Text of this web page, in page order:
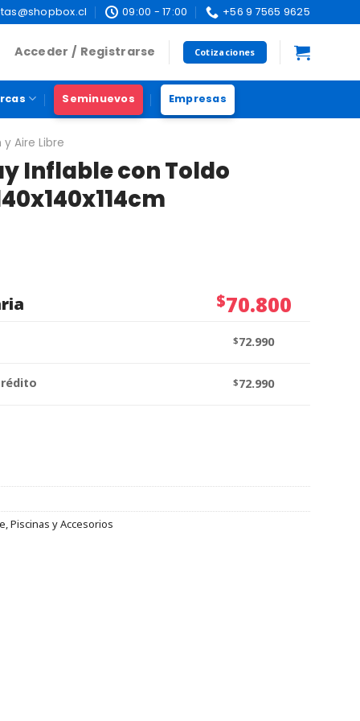
09:00 - 17:00 +56 9 7565 9625
Acceder / Registrarse Cotizaciones
Seminuevos Empresas
y Aire Libre
Inflable con Toldo
$70.800
$72.990
$72.990
Piscinas y Accesorios